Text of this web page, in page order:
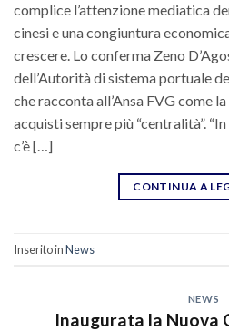
complice l’attenzione mediatica
cinesi e una congiuntura
crescere. Lo conferma Zeno
dell’Autorità di sistema portuale
che racconta all’Ansa FVG come
acquisti sempre più “centralità”.
c’è […]
CONTINUA A
Inserito inNews
NEWS
Inaugurata la Nuova